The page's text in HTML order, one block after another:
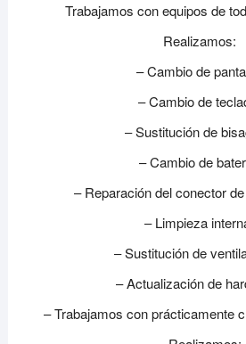
Trabajamos con equipos de
Realizamos:
– Cambio de
– Cambio de
– Sustitución de
– Cambio de
– Reparación del conector
– Limpieza
– Sustitución de
– Actualización de
– Trabajamos con prácticamente